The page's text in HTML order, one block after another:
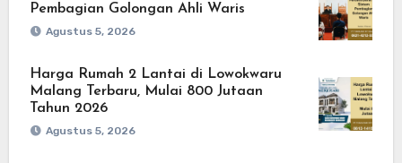
Pembagian Golongan Ahli Waris
Agustus 5, 2026
Harga Rumah 2 Lantai di Lowokwaru
Malang Terbaru, Mulai 800 Jutaan
Tahun 2026
Agustus 5, 2026